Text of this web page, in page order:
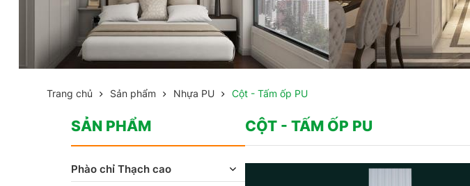
Trang chủ Sản phẩm Nhựa PU Cột - Tấm ốp PU
CỘT - TẤM ỐP PU
SẢN PHẨM
Phào chỉ Thạch cao